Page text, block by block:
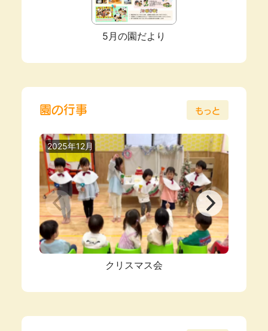
5月の園だより
園の行事 もっと
2025年12月
クリスマス会